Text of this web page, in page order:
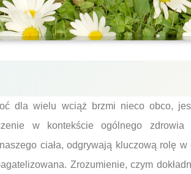
dla wielu wciąż brzmi nieco obco,
w kontekście ogólnego
ciała, odgrywają kluczową rolę
Zrozumienie, czym